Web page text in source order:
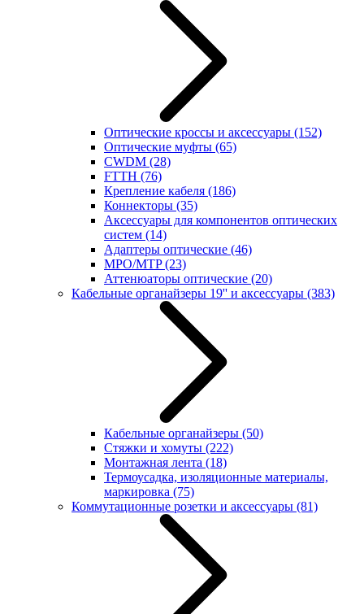
Оптические кроссы и аксессуары (152)
Оптические муфты (65)
CWDM (28)
FTTH (76)
Крепление кабеля (186)
Коннекторы (35)
Аксессуары для компонентов оптических
систем (14)
Адаптеры оптические (46)
MPO/MTP(23)
Аттенюаторы оптические (20)
Кабельные органайзеры 19'' и аксессуары (383)
Кабельные органайзеры (50)
Стяжки и хомуты (222)
Монтажная лента (18)
Термоусадка, изоляционные материалы,
маркировка (75)
Коммутационные розетки и аксессуары (81)